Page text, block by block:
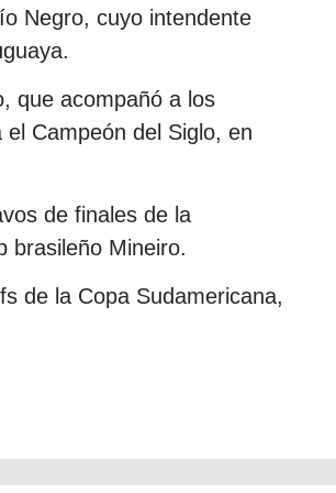
Negro, cuyo intendente
que acompañó a los
Campeón del Siglo, en
de finales de la
brasileño Mineiro.
de la Copa Sudamericana,